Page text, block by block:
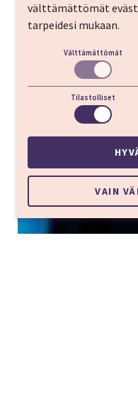
välttämättömät
tarpeidesi mukaan.
Välttämättömät
Tilastolliset
VAIN